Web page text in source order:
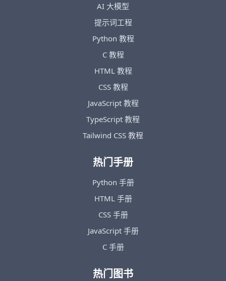
AI 大模型
提示词工程
Python 教程
C 教程
HTML 教程
CSS 教程
JavaScript 教程
TypeScript 教程
Tailwind CSS 教程
热门手册
Python 手册
HTML 手册
CSS 手册
JavaScript 手册
C 手册
热门图书